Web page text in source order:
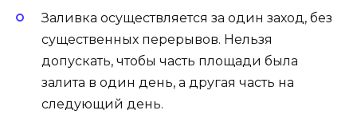
Заливка осуществляется за один заход, без
существенных перерывов. Нельзя
допускать, чтобы часть площади была
залита в один день, а другая часть на
следующий день.